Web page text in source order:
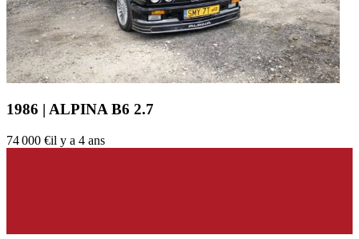
1986 | ALPINA B6 2.7
74 000 €il y a 4 ans